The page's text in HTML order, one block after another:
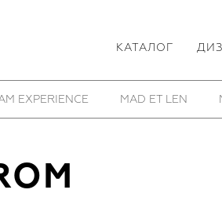
КАТАЛОГ
SHOESOFRENIA THOM/